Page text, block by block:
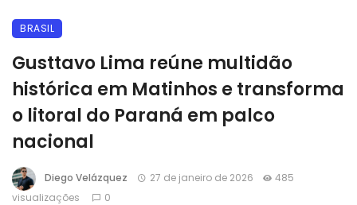
BRASIL
Gusttavo Lima reúne multidão
histórica em Matinhos e transforma
o litoral do Paraná em palco
nacional
Diego Velázquez 27 de janeiro de 2026
485
visualizações
0